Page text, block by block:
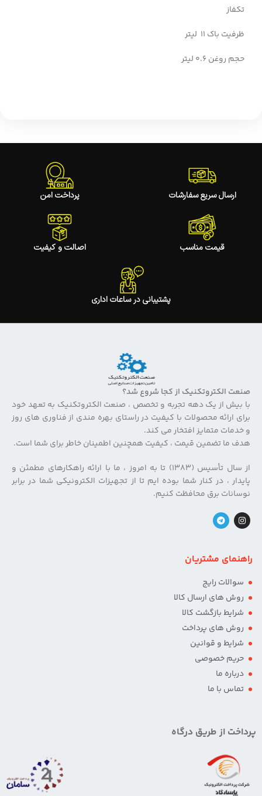
تکفاز
ظرفیت باک 11 لیتر
حجم روغن 0.6 لیتر
ارسال سریع سفارشات پرداخت امن
قیمت مناسب اصالت و کیفیت
پشتیبانی در ساعات اداری
صنعت الکتروتکنیک از کجا شروع شد؟
با بیش از یک دهه تجربه و تخصص ، صنعت الکتروتکنیک به تعهد خود
برای ارائه محصولات با کیفیت در راستای بهره مندی از فناوری های روز
و خدمات متمایز افتخار می کند.
هدف ما تضمین قیمت ، کیفیت همچنین اطمینان خاطر برای شما است.
از سال تأسیس (۱۳۸۳) تا به امروز ، ما با ارائه راهکارهای مطمئن و
پایدار ، در کنار شما بوده ایم تا از تجهیزات الکترونیکی شما در برابر
نوسانات برق محافظت کنیم.
راهنمای مشتریان
سوالات رایج
روش های ارسال کالا
شرایط بازگشت کالا
روش های پرداخت
شرایط و قوانین
حریم خصوصی
درباره ما
تماس با ما
پرداخت از طریق درگاه